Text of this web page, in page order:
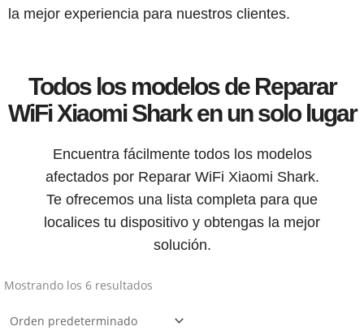
la mejor experiencia para nuestros clientes.
Todos los modelos de Reparar
WiFi Xiaomi Shark en un solo lugar
Encuentra fácilmente todos los modelos
afectados por Reparar WiFi Xiaomi Shark.
Te ofrecemos una lista completa para que
localices tu dispositivo y obtengas la mejor
solución.
Mostrando los 6 resultados